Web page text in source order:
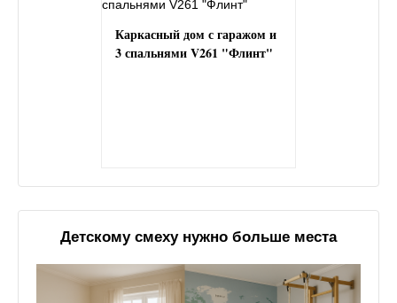
Каркасный дом с гаражом и
3 спальнями V261 "Флинт"
Детскому смеху нужно больше места